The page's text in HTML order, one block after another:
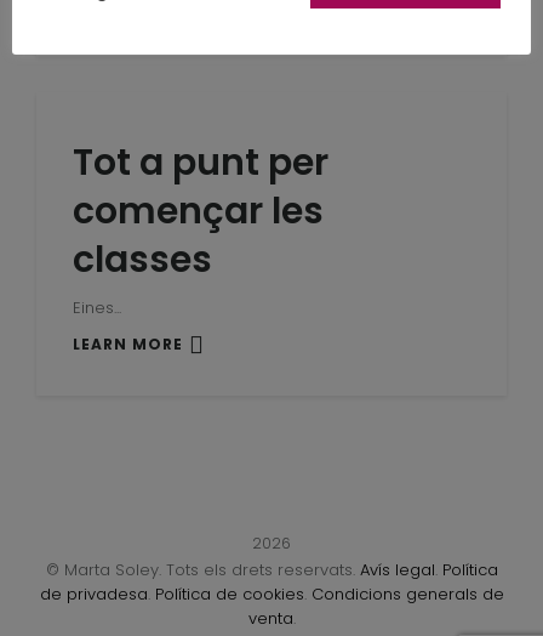
LEARN MORE
Tot a punt per
començar les
classes
Eines...
LEARN MORE
2026
© Marta Soley. Tots els drets reservats. Avís legal. Política
de privadesa. Política de cookies. Condicions generals de
venta.